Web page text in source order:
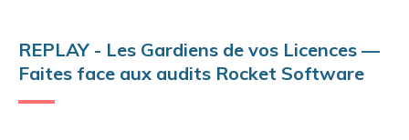
REPLAY - Les Gardiens de vos Licences —
Faites face aux audits Rocket Software